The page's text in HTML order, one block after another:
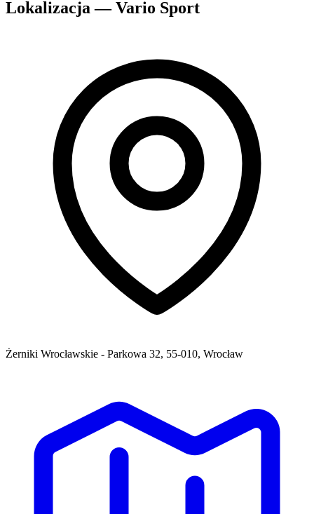
Lokalizacja — Vario Sport
Żerniki Wrocławskie - Parkowa 32, 55-010, Wrocław